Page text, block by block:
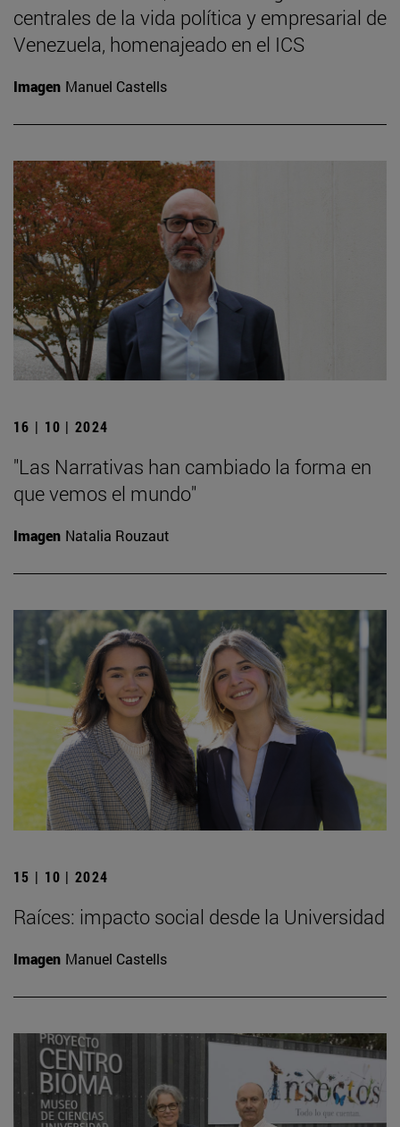
centrales de la vida política y empresarial de
Venezuela, homenajeado en el ICS
Imagen Manuel Castells
16 | 10 | 2024
"Las Narrativas han cambiado la forma en
que vemos el mundo"
Imagen Natalia Rouzaut
15 | 10 | 2024
Raíces: impacto social desde la Universidad
Imagen Manuel Castells